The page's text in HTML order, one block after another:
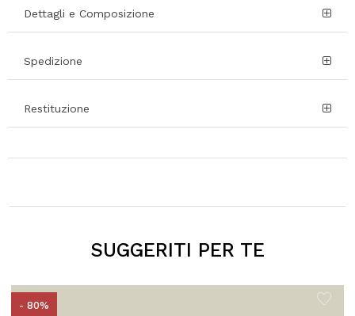
Dettagli e Composizione
Spedizione
Restituzione
SUGGERITI PER TE
- 80%